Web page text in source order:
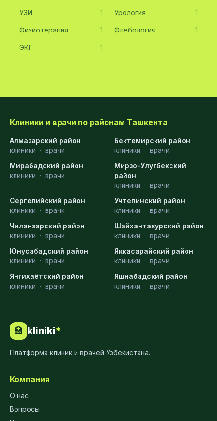
УЗИ 1 Урология 1
Физиотерапия 1 Флебология 1
ЭКГ 1
Клиники и врачи по районам Ташкента
Алмазарский район
клиники · врачи
Бектемирский район
клиники · врачи
Мирабадский район
клиники · врачи
Мирзо-Улугбекский
район
клиники · врачи
Сергелийский район
клиники · врачи
Учтепинский район
клиники · врачи
Чиланзарский район
клиники · врачи
Шайхантахурский район
клиники · врачи
Юнусабадский район
клиники · врачи
Яккасарайский район
клиники · врачи
Янгихаётский район
клиники · врачи
Яшнабадский район
клиники · врачи
🏥 kliniki*
Платформа клиник и врачей Узбекистана.
Компания
О нас
Вопросы